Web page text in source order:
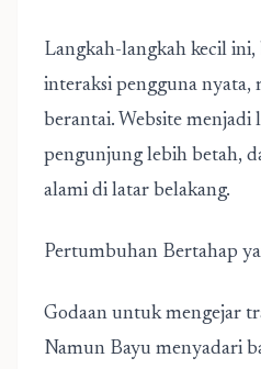
Langkah-langkah kecil
interaksi pengguna nyata,
berantai. Website menjadi
pengunjung lebih betah,
alami di latar belakang.
Pertumbuhan Bertahap
Godaan untuk mengejar
Namun Bayu menyadari